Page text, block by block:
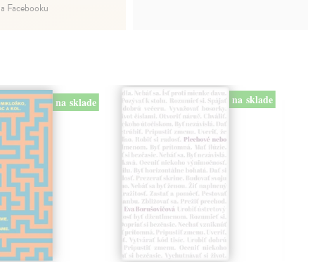
Facebooku
na sklade na sklade